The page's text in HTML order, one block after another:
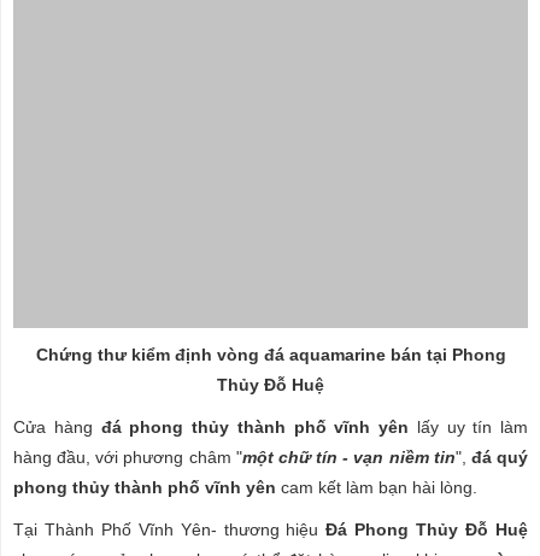
Chứng thư kiểm định vòng đá aquamarine bán tại Phong
Thủy Đỗ Huệ
Cửa hàng đá phong thủy thành phố vĩnh yên lấy uy tín làm
hàng đầu, với phương châm "một chữ tín - vạn niềm tin", đá quý
phong thủy thành phố vĩnh yên cam kết làm bạn hài lòng.
Tại Thành Phố Vĩnh Yên- thương hiệuĐá Phong Thủy Đỗ Huệ